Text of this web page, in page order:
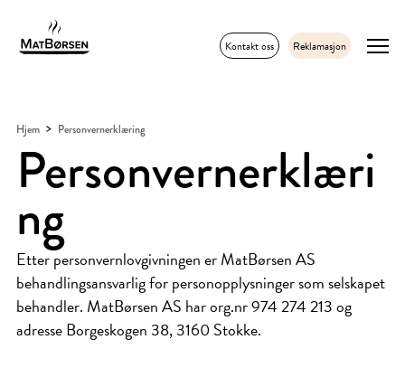
Kontakt oss Reklamasjon
Hjem Personvernerklæring
Personvernerklæri
ng
Etter personvernlovgivningen er MatBørsen AS
behandlingsansvarlig for personopplysninger som selskapet
behandler. MatBørsen AS har org.nr 974 274 213 og
adresse Borgeskogen 38, 3160 Stokke.